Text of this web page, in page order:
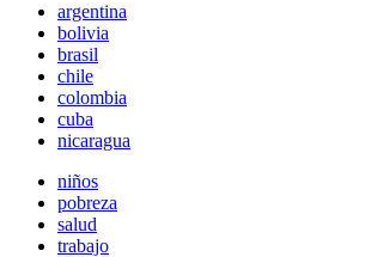
argentina
bolivia
brasil
chile
colombia
cuba
nicaragua
niños
pobreza
salud
trabajo